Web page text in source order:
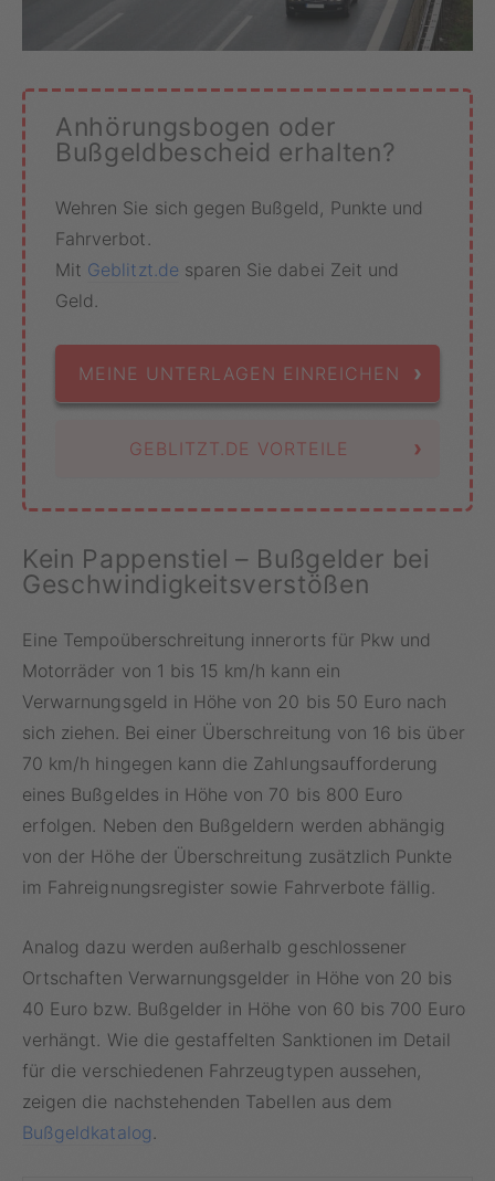
Anhörungsbogen oder
Bußgeldbescheid erhalten?
Wehren Sie sich gegen Bußgeld, Punkte und
Fahrverbot.
Mit Geblitzt.de sparen Sie dabei Zeit und
Geld.
MEINE UNTERLAGEN EINREICHEN ›
GEBLITZT.DE VORTEILE ›
Kein Pappenstiel – Bußgelder bei
Geschwindigkeitsverstößen
Eine Tempoüberschreitung innerorts für Pkw und
Motorräder von 1 bis 15 km/h kann ein
Verwarnungsgeld in Höhe von 20 bis 50 Euro nach
sich ziehen. Bei einer Überschreitung von 16 bis über
70 km/h hingegen kann die Zahlungsaufforderung
eines Bußgeldes in Höhe von 70 bis 800 Euro
erfolgen. Neben den Bußgeldern werden abhängig
von der Höhe der Überschreitung zusätzlich Punkte
im Fahreignungsregister sowie Fahrverbote fällig.
Analog dazu werden außerhalb geschlossener
Ortschaften Verwarnungsgelder in Höhe von 20 bis
40 Euro bzw. Bußgelder in Höhe von 60 bis 700 Euro
verhängt. Wie die gestaffelten Sanktionen im Detail
für die verschiedenen Fahrzeugtypen aussehen,
zeigen die nachstehenden Tabellen aus dem
Bußgeldkatalog.